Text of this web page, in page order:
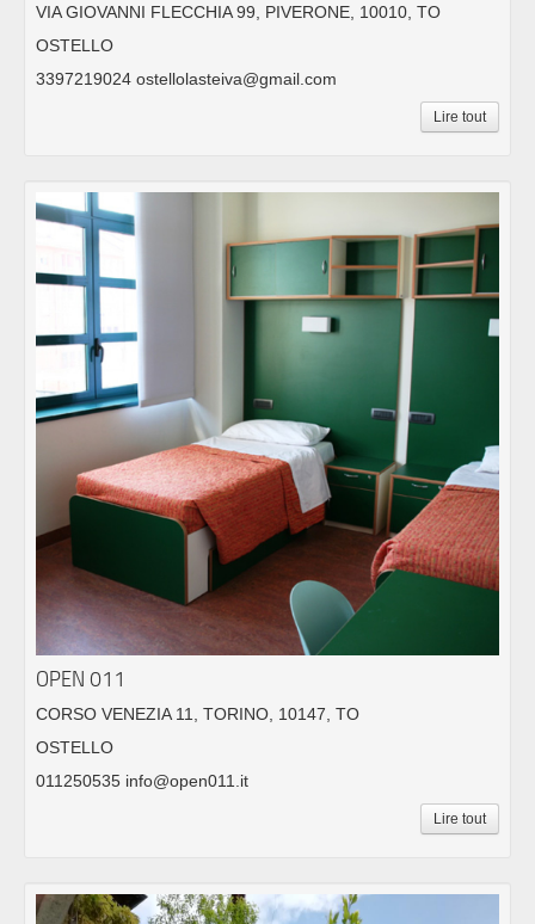
VIA GIOVANNI FLECCHIA 99, PIVERONE, 10010, TO
OSTELLO
3397219024 ostellolasteiva@gmail.com
Lire tout
OPEN 011
CORSO VENEZIA 11, TORINO, 10147, TO
OSTELLO
011250535 info@open011.it
Lire tout